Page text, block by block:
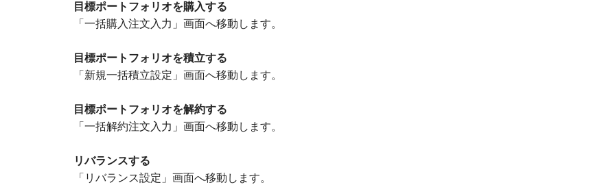
目標ポートフォリオを購入する
「一括購入注文入力」画面へ移動します。
目標ポートフォリオを積立する
「新規一括積立設定」画面へ移動します。
目標ポートフォリオを解約する
「一括解約注文入力」画面へ移動します。
リバランスする
「リバランス設定」画面へ移動します。